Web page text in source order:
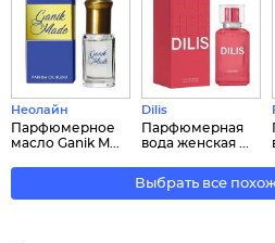
Неолайн
Парфюмерное
масло Ganik M...
Dilis
Парфюмерная
вода женская ...
Выбрать все